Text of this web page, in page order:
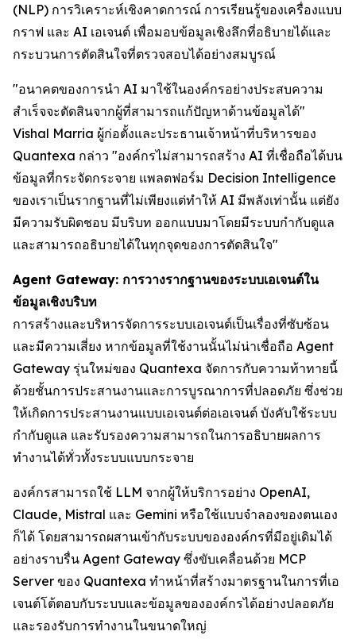
(NLP) การวิเคราะห์เชิงคาดการณ์ การเรียนรู้ของเครื่องแบบ
กราฟ และ AI เอเจนต์ เพื่อมอบข้อมูลเชิงลึกที่อธิบายได้และ
กระบวนการตัดสินใจที่ตรวจสอบได้อย่างสมบูรณ์
"อนาคตของการนำ AI มาใช้ในองค์กรอย่างประสบความ
สำเร็จจะตัดสินจากผู้ที่สามารถแก้ปัญหาด้านข้อมูลได้"
Vishal Marria ผู้ก่อตั้งและประธานเจ้าหน้าที่บริหารของ
Quantexa กล่าว "องค์กรไม่สามารถสร้าง AI ที่เชื่อถือได้บน
ข้อมูลที่กระจัดกระจาย แพลตฟอร์ม Decision Intelligence
ของเราเป็นรากฐานที่ไม่เพียงแต่ทำให้ AI มีพลังเท่านั้น แต่ยัง
มีความรับผิดชอบ มีบริบท ออกแบบมาโดยมีระบบกำกับดูแล
และสามารถอธิบายได้ในทุกจุดของการตัดสินใจ"
Agent Gateway: การวางรากฐานของระบบเอเจนต์ใน
ข้อมูลเชิงบริบท
การสร้างและบริหารจัดการระบบเอเจนต์เป็นเรื่องที่ซับซ้อน
และมีความเสี่ยง หากข้อมูลที่ใช้งานนั้นไม่น่าเชื่อถือ Agent
Gateway รุ่นใหม่ของ Quantexa จัดการกับความท้าทายนี้
ด้วยชั้นการประสานงานและการบูรณาการที่ปลอดภัย ซึ่งช่วย
ให้เกิดการประสานงานแบบเอเจนต์ต่อเอเจนต์ บังคับใช้ระบบ
กำกับดูแล และรับรองความสามารถในการอธิบายผลการ
ทำงานได้ทั่วทั้งระบบแบบกระจาย
องค์กรสามารถใช้ LLM จากผู้ให้บริการอย่าง OpenAI,
Claude, Mistral และ Gemini หรือใช้แบบจำลองของตนเอง
ก็ได้ โดยสามารถผสานเข้ากับระบบขององค์กรที่มีอยู่เดิมได้
อย่างราบรื่น Agent Gateway ซึ่งขับเคลื่อนด้วย MCP
Server ของ Quantexa ทำหน้าที่สร้างมาตรฐานในการที่เอ
เจนต์โต้ตอบกับระบบและข้อมูลขององค์กรได้อย่างปลอดภัย
และรองรับการทำงานในขนาดใหญ่